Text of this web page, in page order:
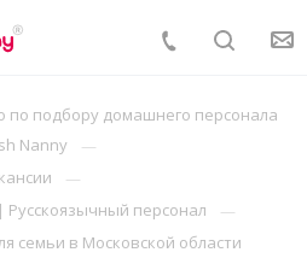
по подбору домашнего персонала
Nanny
персонал
семьи в Московской области